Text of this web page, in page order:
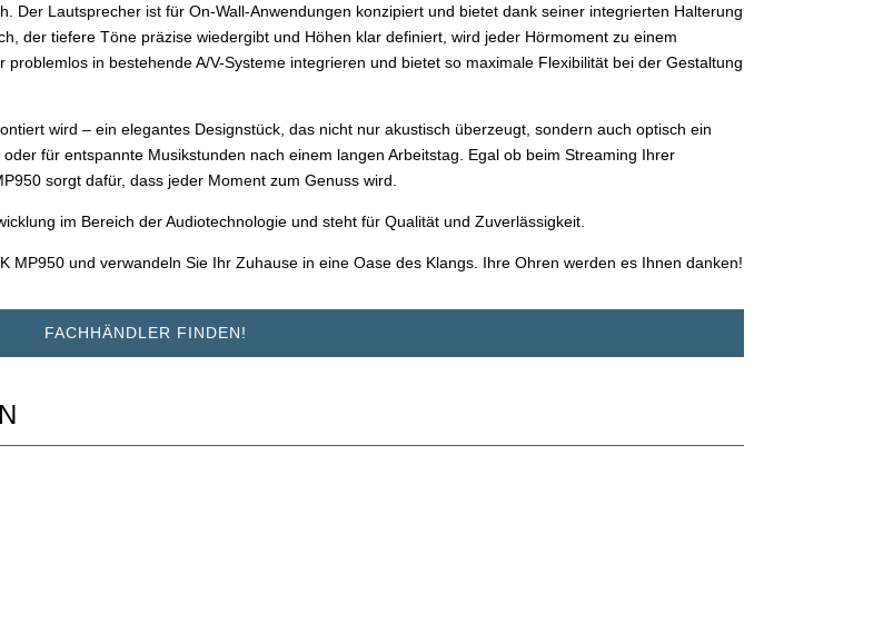
Der Lautsprecher ist für On-Wall-Anwendungen konzipiert und bietet dank seiner integrierten Halterung
der tiefere Töne präzise wiedergibt und Höhen klar definiert, wird jeder Hörmoment zu einem
in bestehende A/V-Systeme integrieren und bietet so maximale Flexibilität bei der Gestaltung
wird – ein elegantes Designstück, das nicht nur akustisch überzeugt, sondern auch optisch ein
für entspannte Musikstunden nach einem langen Arbeitstag. Egal ob beim Streaming Ihrer
sorgt dafür, dass jeder Moment zum Genuss wird.
im Bereich der Audiotechnologie und steht für Qualität und Zuverlässigkeit.
MP950 und verwandeln Sie Ihr Zuhause in eine Oase des Klangs. Ihre Ohren werden es Ihnen danken!
FACHHÄNDLER FINDEN!